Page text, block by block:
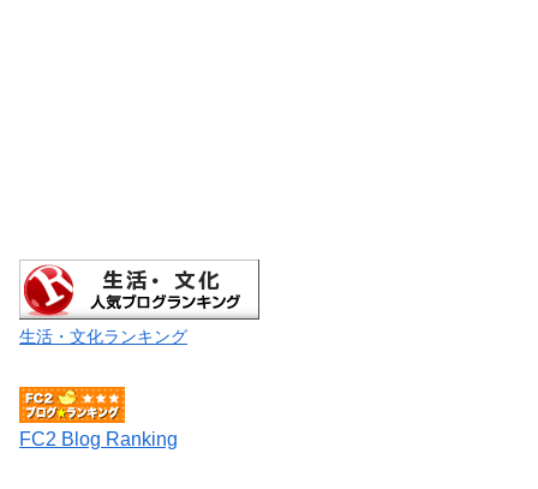
生活・文化ランキング
FC2 Blog Ranking